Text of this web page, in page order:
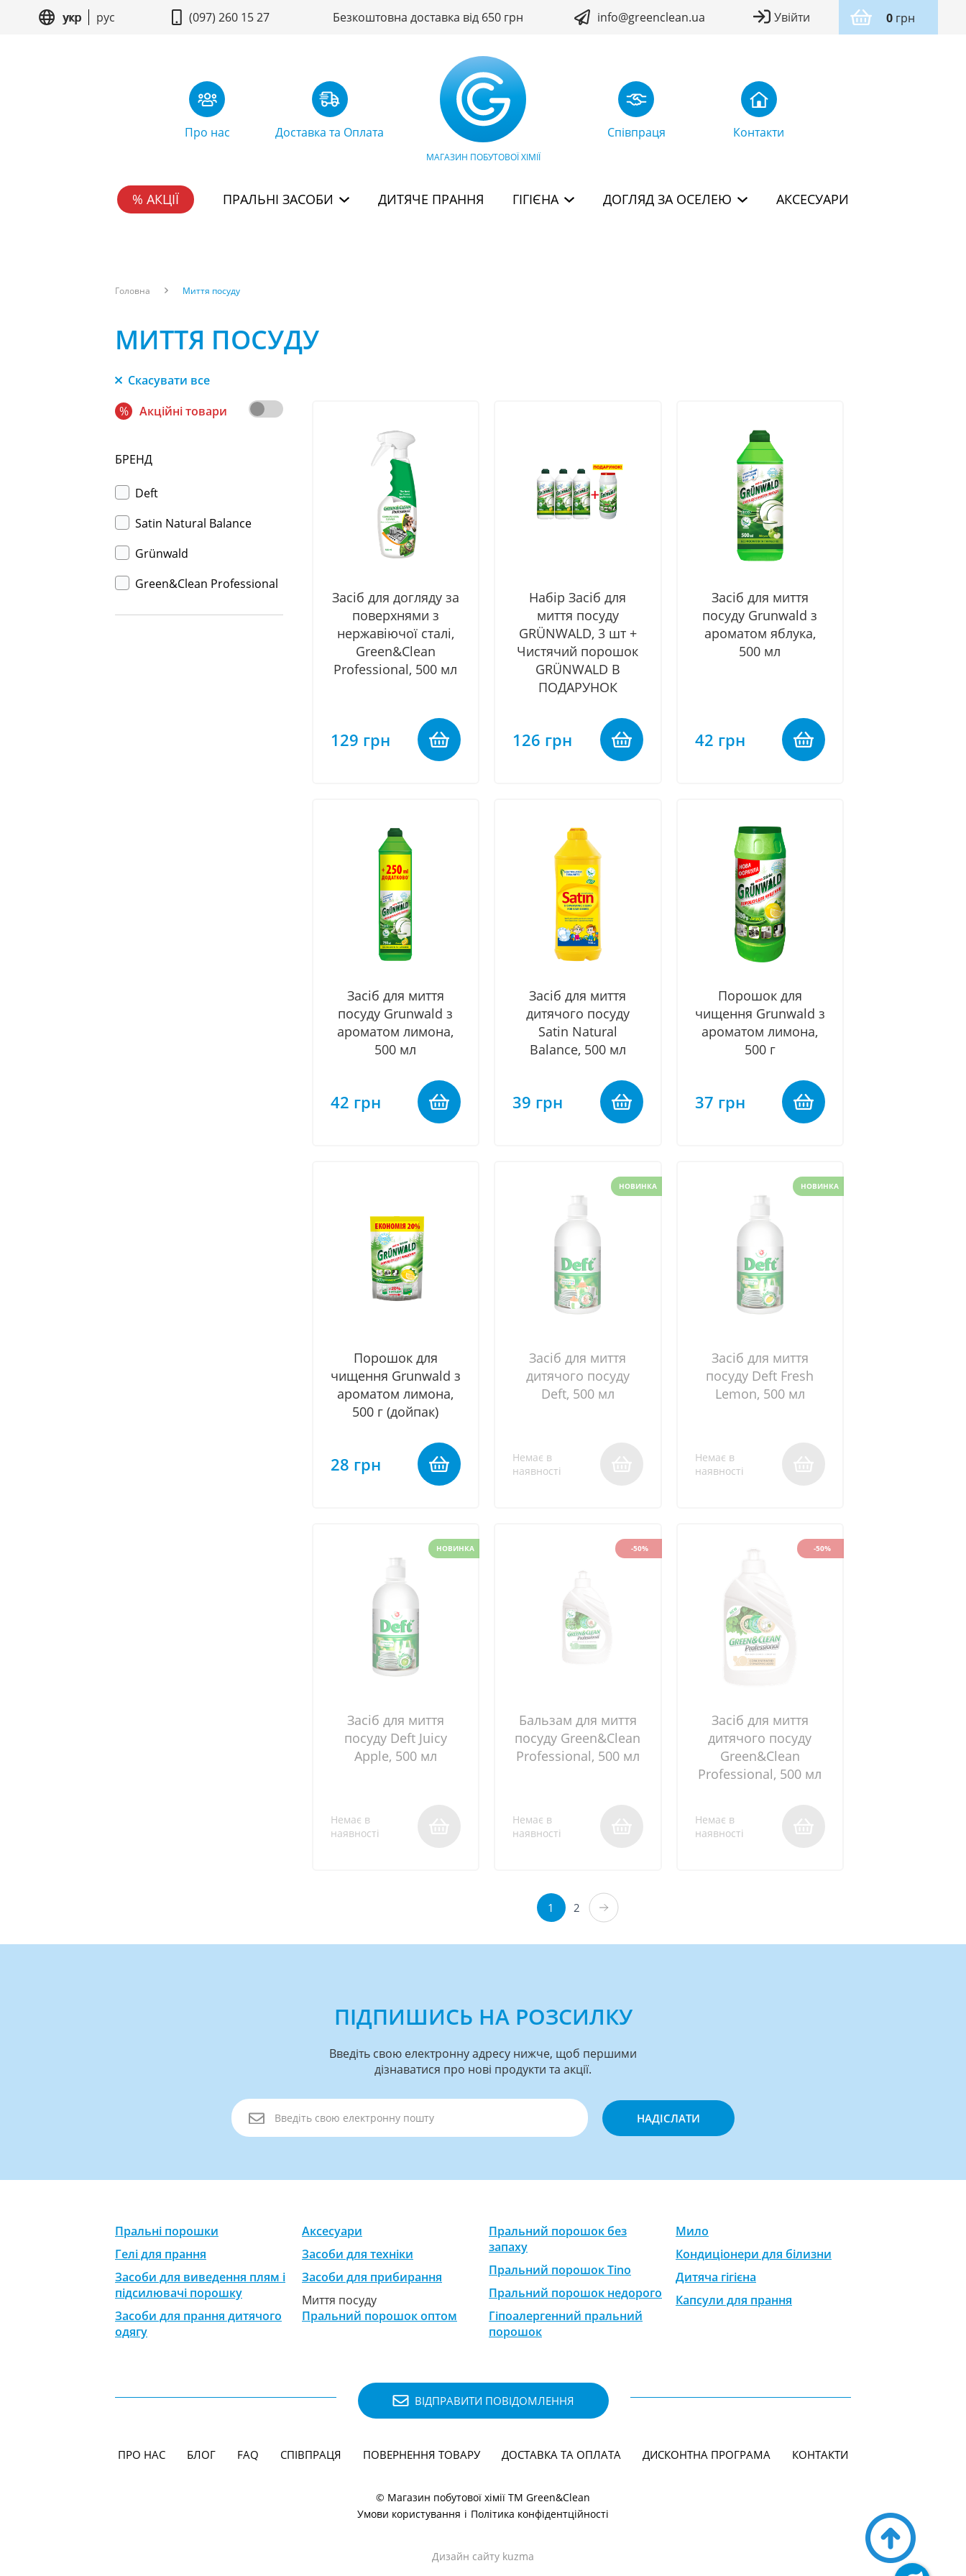
укр рус (097) 260 15 27 Безкоштовна доставка від 650 грн info@greenclean.ua Увійти 0грн
Про нас Доставка та Оплата
МАГАЗИН ПОБУТОВОЇ ХІМІЇ
Співпраця Контакти
% АКЦІЇ ПРАЛЬНІ ЗАСОБИ ДИТЯЧЕ ПРАННЯ ГІГІЄНА ДОГЛЯД ЗА ОСЕЛЕЮ АКСЕСУАРИ
Головна Миття посуду
МИТТЯ ПОСУДУ
Скасувати все
%
Акційні товари
БРЕНД
Deft
Satin Natural Balance
Grünwald
Green&Clean Professional
Засіб для догляду за
поверхнями з
нержавіючої сталі,
Green&Clean
Professional, 500 мл
129 грн
Набір Засіб для
миття посуду
GRÜNWALD, 3 шт +
Чистячий порошок
GRÜNWALD В
ПОДАРУНОК
126 грн
Засіб для миття
посуду Grunwald з
ароматом яблука,
500 мл
42 грн
Засіб для миття
посуду Grunwald з
ароматом лимона,
500 мл
42 грн
Засіб для миття
дитячого посуду
Satin Natural
Balance, 500 мл
39 грн
Порошок для
чищення Grunwald з
ароматом лимона,
500 г
37 грн
Порошок для
чищення Grunwald з
ароматом лимона,
500 г (дойпак)
28 грн
НОВИНКА
Засіб для миття
дитячого посуду
Deft, 500 мл
Немає в
наявності
НОВИНКА
Засіб для миття
посуду Deft Fresh
Lemon, 500 мл
Немає в
наявності
НОВИНКА
Засіб для миття
посуду Deft Juicy
Apple, 500 мл
Немає в
наявності
-50%
Бальзам для миття
посуду Green&Clean
Professional, 500 мл
Немає в
наявності
-50%
Засіб для миття
дитячого посуду
Green&Clean
Professional, 500 мл
Немає в
наявності
1 2
ПІДПИШИСЬ НА РОЗСИЛКУ
Введіть свою електронну адресу нижче, щоб першими
дізнаватися про нові продукти та акції.
НАДІСЛАТИ
Пральні порошки
Гелі для прання
Засоби для виведення плям і
підсилювачі порошку
Засоби для прання дитячого
одягу
Аксесуари
Засоби для техніки
Засоби для прибирання
Миття посуду
Пральний порошок оптом
Пральний порошок без
запаху
Пральний порошок Tino
Пральний порошок недорого
Гіпоалергенний пральний
порошок
Мило
Кондиціонери для білизни
Дитяча гігієна
Капсули для прання
ВІДПРАВИТИ ПОВІДОМЛЕННЯ
ПРО НАС БЛОГ FAQ СПІВПРАЦЯ ПОВЕРНЕННЯ ТОВАРУ ДОСТАВКА ТА ОПЛАТА ДИСКОНТНА ПРОГРАМА КОНТАКТИ
© Магазин побутової хімії ТМ Green&Clean
Умови користування і Політика конфідентційності
Дизайн сайту kuzma